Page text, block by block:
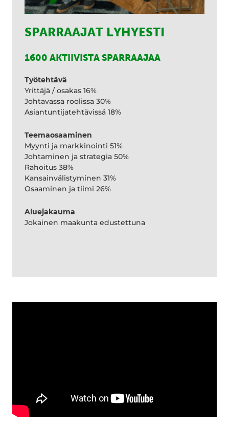
SPARRAAJAT LYHYESTI
1600 AKTIIVISTA SPARRAAJAA
Työtehtävä
Yrittäjä / osakas 16%
Johtavassa roolissa 30%
Asiantuntijatehtävissä 18%
Teemaosaaminen
Myynti ja markkinointi 51%
Johtaminen ja strategia 50%
Rahoitus 38%
Kansainvälistyminen 31%
Osaaminen ja tiimi 26%
Aluejakauma
Jokainen maakunta edustettuna